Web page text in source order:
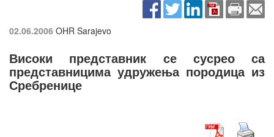
02.06.2006 OHR Sarajevo
Високи представник се сусрео са
представницима удружења породица из
Сребренице